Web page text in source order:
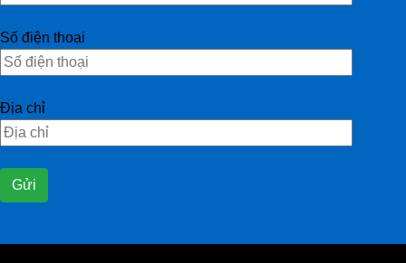
Số điện thoại
Địa chỉ